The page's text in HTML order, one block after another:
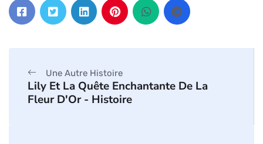
Une Autre Histoire
Lily Et La Quête Enchantante De La
Fleur D'Or - Histoire